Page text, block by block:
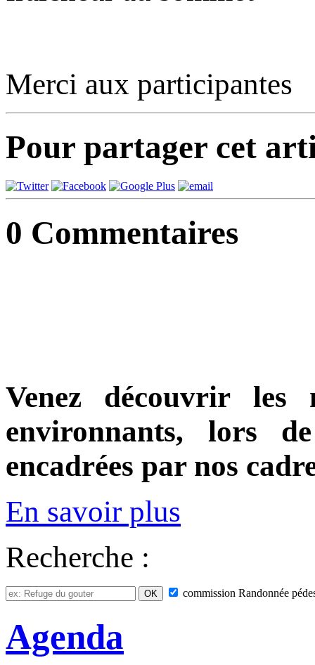
Merci aux participantes
Pour partager cet
0 Commentaires
Venez découvrir les
environnants, lors
encadrées par nos
En savoir plus
Recherche :
commission Randonnée
Agenda